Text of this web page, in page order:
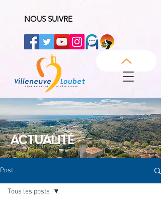
NOUS SUIVRE
ACTUALITÉ
Post
Tous les posts